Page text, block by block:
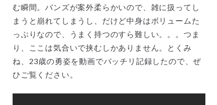
む瞬間。バンズが案外柔らかいので、雑に扱ってし
まうと崩れてしまうし、だけど中身はボリュームた
っぷりなので、うまく持つのすら難しい。。。つま
り、ここは気合いで挟むしかありません。とくみ
ね、23歳の勇姿を動画でバッチリ記録したので、ぜ
ひご覧ください。